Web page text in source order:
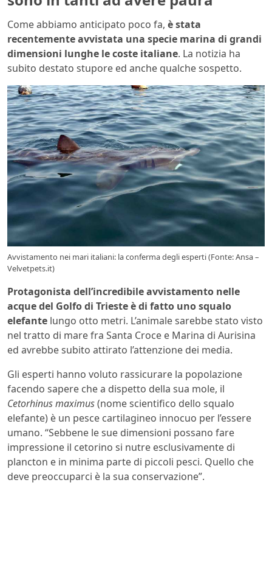
Come abbiamo anticipato poco fa, è stata
recentemente avvistata una specie marina di grandi
dimensioni lunghe le coste italiane. La notizia ha
subito destato stupore ed anche qualche sospetto.
Avvistamento nei mari italiani: la conferma degli esperti (Fonte: Ansa –
Velvetpets.it)
Protagonista dell’incredibile avvistamento nelle
acque del Golfo di Trieste è di fatto uno squalo
elefante lungo otto metri. L’animale sarebbe stato visto
nel tratto di mare fra Santa Croce e Marina di Aurisina
ed avrebbe subito attirato l’attenzione dei media.
Gli esperti hanno voluto rassicurare la popolazione
facendo sapere che a dispetto della sua mole, il
Cetorhinus maximus(nome scientifico dello squalo
elefante) è un pesce cartilagineo innocuo per l’essere
umano. “Sebbene le sue dimensioni possano fare
impressione il cetorino si nutre esclusivamente di
plancton e in minima parte di piccoli pesci. Quello che
deve preoccuparci è la sua conservazione”.